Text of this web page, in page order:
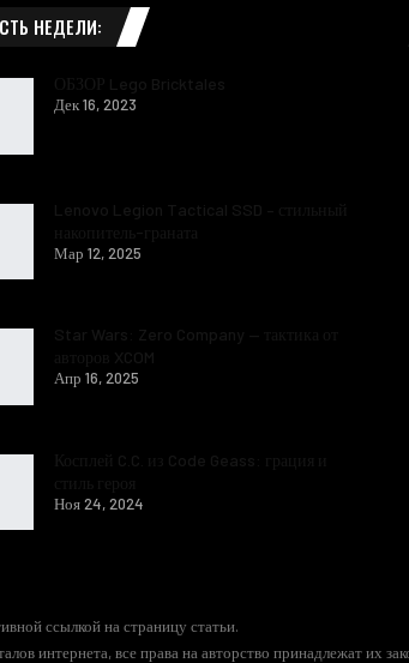
НЕДЕЛИ:
Дек 16, 2023
Мар 12, 2025
Апр 16, 2025
Ноя 24, 2024
ссылкой на страницу статьи.
интернета, все права на авторство принадлежат их